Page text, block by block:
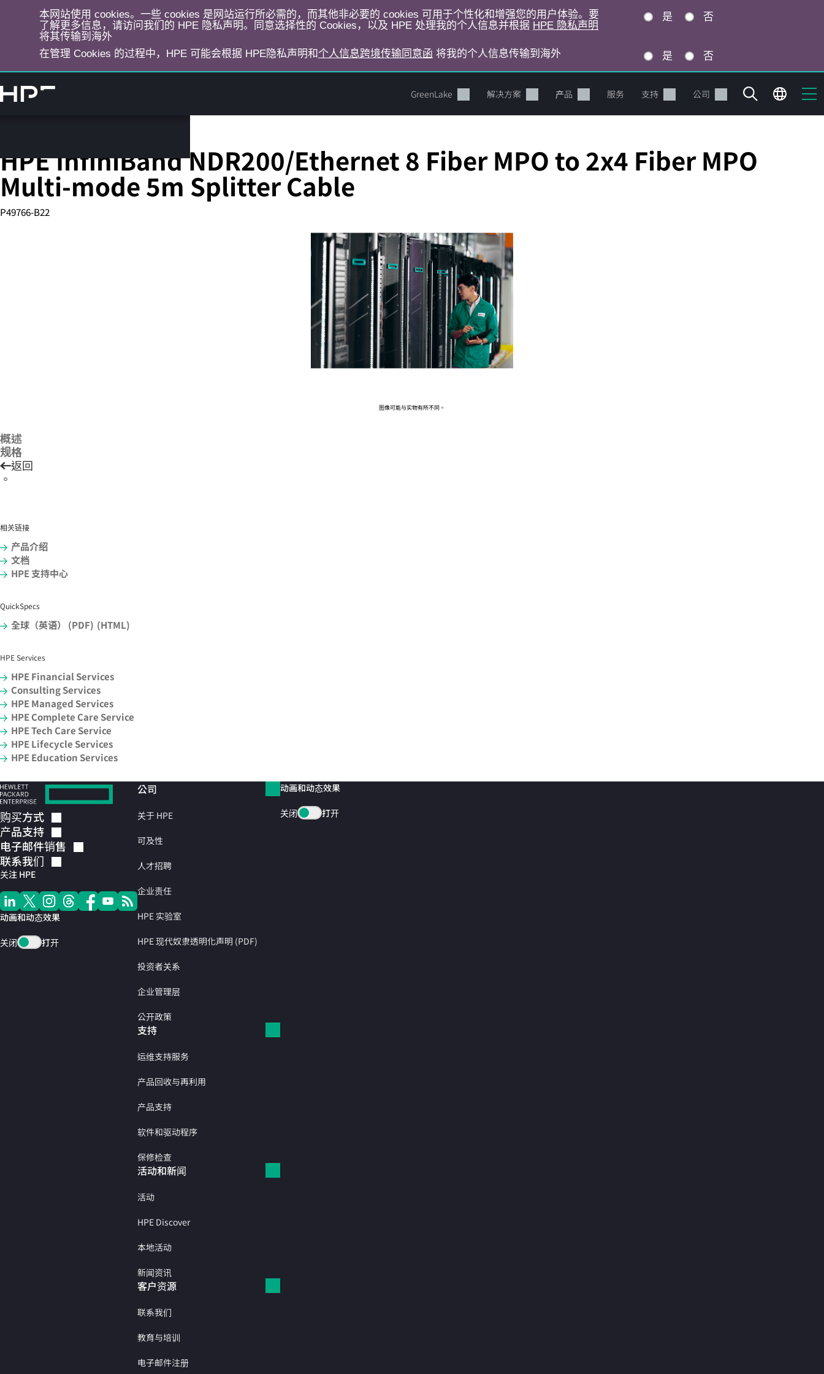
本网站使用 cookies。一些 cookies 是网站运行所必需的，而其他非必要的 cookies 可用于个性化和增强您的用户体验。要
了解更多信息，请访问我们的 HPE 隐私声明。同意选择性的 Cookies，以及 HPE 处理我的个人信息并根据 HPE 隐私声明
将其传输到海外
是 否
在管理 Cookies 的过程中，HPE 可能会根据 HPE隐私声明和 个人信息跨境传输同意函 将我的个人信息传输到海外 是 否
转
到
GreenLake 解决方案 产品 服务 支持 公司
您的购物车目前是空的
前往 HPE 商店浏览、配置和订购。
立即购买
HPE InfiniBand NDR200/Ethernet 8 Fiber MPO to 2x4 Fiber MPO
Multi-mode 5m Splitter Cable
P49766-B22
图像可能与实物有所不同。
概述
规格
返回
。
相关链接
产品介绍
文档
HPE 支持中心
QuickSpecs
全球（英语） (PDF) (HTML)
HPE Services
HPE Financial Services
Consulting Services
HPE Managed Services
HPE Complete Care Service
HPE Tech Care Service
HPE Lifecycle Services
HPE Education Services
购买方式
产品支持
电子邮件销售
联系我们
关注 HPE
动画和动态效果
关闭 打开
公司
关于 HPE
可及性
人才招聘
企业责任
HPE 实验室
HPE 现代奴隶透明化声明 (PDF)
投资者关系
企业管理层
公开政策
支持
运维支持服务
产品回收与再利用
产品支持
软件和驱动程序
保修检查
活动和新闻
活动
HPE Discover
本地活动
新闻资讯
客户资源
联系我们
教育与培训
电子邮件注册
动画和动态效果
关闭 打开